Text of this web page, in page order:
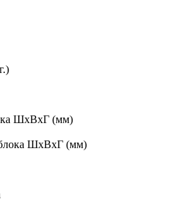
ШхВхГ (мм)
ШхВхГ (мм)